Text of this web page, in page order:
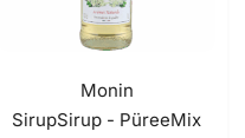
Monin
SirupSirup - PüreeMix